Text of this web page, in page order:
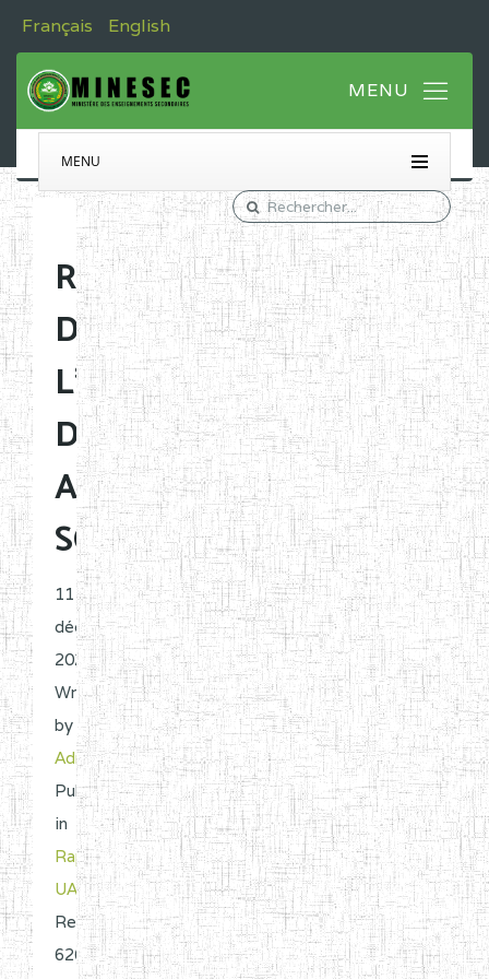
Français English
MENU
RAPPORT
DE
L'EVALUATION
DES
ACQUIS
SCOLAIRES_2016
11
décembre
2020 |
Written
by
Admin.
Published
in
Rapport
UAS.
Read
6264